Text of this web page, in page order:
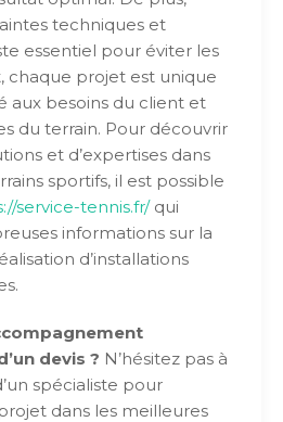
techniques et
essentiel pour éviter les
chaque projet est unique
aux besoins du client et
du terrain. Pour découvrir
et d’expertises dans
sportifs, il est possible
service-tennis.fr/qui
informations sur la
d’installations
devis ? N’hésitez pas à
spécialiste pour
dans les meilleures